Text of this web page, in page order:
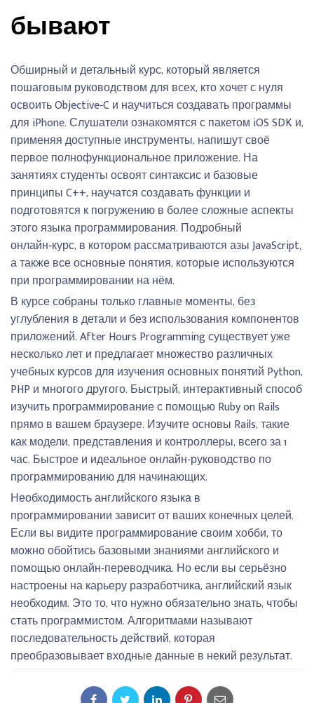
бывают
Обширный и детальный курс, который является
пошаговым руководством для всех, кто хочет с нуля
освоить Objective‑C и научиться создавать программы
для iPhone. Слушатели ознакомятся с пакетом iOS SDK и,
применяя доступные инструменты, напишут своё
первое полнофункциональное приложение. На
занятиях студенты освоят синтаксис и базовые
принципы C++, научатся создавать функции и
подготовятся к погружению в более сложные аспекты
этого языка программирования. Подробный
онлайн‑курс, в котором рассматриваются азы JavaScript,
а также все основные понятия, которые используются
при программировании на нём.
В курсе собраны только главные моменты, без
углубления в детали и без использования компонентов
приложений. After Hours Programming существует уже
несколько лет и предлагает множество различных
учебных курсов для изучения основных понятий Python,
PHP и многого другого. Быстрый, интерактивный способ
изучить программирование с помощью Ruby on Rails
прямо в вашем браузере. Изучите основы Rails, такие
как модели, представления и контроллеры, всего за 1
час. Быстрое и идеальное онлайн-руководство по
программированию для начинающих.
Необходимость английского языка в
программировании зависит от ваших конечных целей.
Если вы видите программирование своим хобби, то
можно обойтись базовыми знаниями английского и
помощью онлайн-переводчика. Но если вы серьёзно
настроены на карьеру разработчика, английский язык
необходим. Это то, что нужно обязательно знать, чтобы
стать программистом. Алгоритмами называют
последовательность действий, которая
преобразовывает входные данные в некий результат.